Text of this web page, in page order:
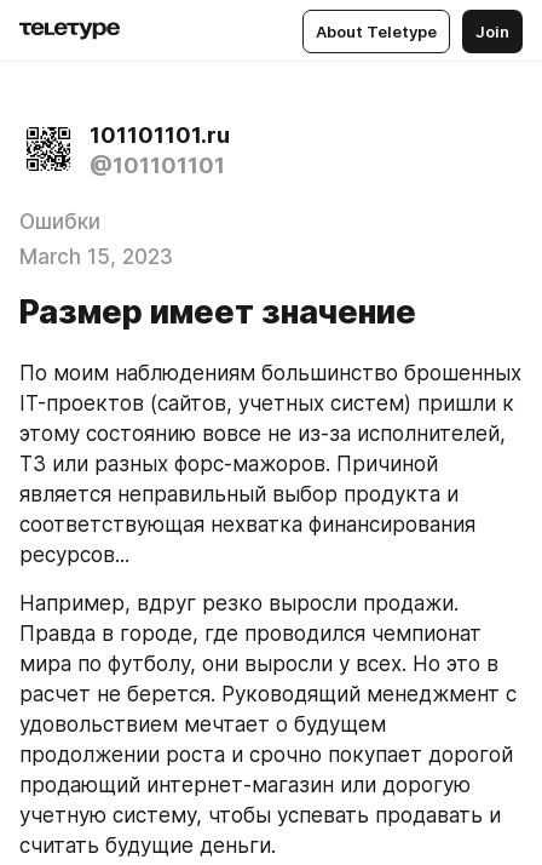
About Teletype Join
101101101.ru
@101101101
Ошибки
March 15, 2023
Размер имеет значение
По моим наблюдениям большинство брошенных
IT-проектов (сайтов, учетных систем) пришли к
этому состоянию вовсе не из-за исполнителей,
ТЗ или разных форс-мажоров. Причиной
является неправильный выбор продукта и
соответствующая нехватка финансирования
ресурсов...
Например, вдруг резко выросли продажи.
Правда в городе, где проводился чемпионат
мира по футболу, они выросли у всех. Но это в
расчет не берется. Руководящий менеджмент с
удовольствием мечтает о будущем
продолжении роста и срочно покупает дорогой
продающий интернет-магазин или дорогую
учетную систему, чтобы успевать продавать и
считать будущие деньги.